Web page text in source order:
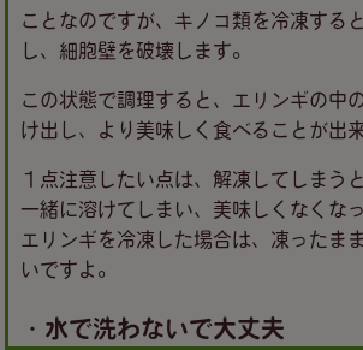
ことなのですが、キノコ類を冷凍する
し、細胞壁を破壊します。
この状態で調理すると、エリンギの中
け出し、より美味しく食べることが出
１点注意したい点は、解凍してしまう
一緒に溶けてしまい、美味しくなくな
エリンギを冷凍した場合は、凍ったま
いですよ。
・水で洗わないで大丈夫